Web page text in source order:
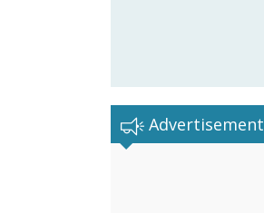
Advertisement